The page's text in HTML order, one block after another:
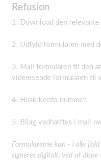
Refusion
1. Download den
2. Udfyld formularen med
3. Mail formularen til den
videresende formularen til
4. Husk konto nummer.
5. Bilag vedhæftes i mail
Formularerne kan - i alle
signeres digitalt, ved at